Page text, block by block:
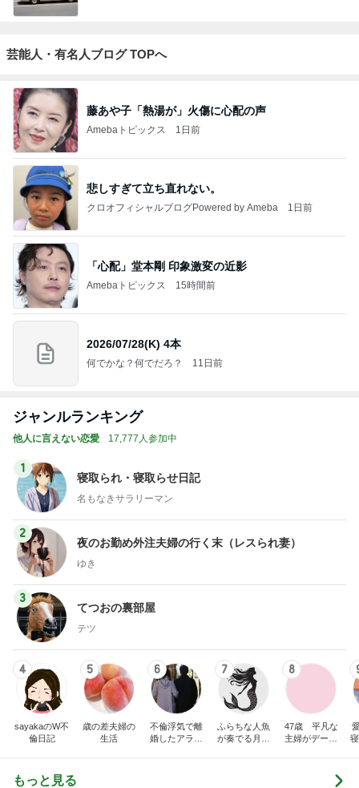
芸能人・有名人ブログ TOPへ
藤あや子「熱湯が」火傷に心配の声
Amebaトピックス 1日前
悲しすぎて立ち直れない。
クロオフィシャルブログPowered by Ameba 1日前
「心配」堂本剛 印象激変の近影
Amebaトピックス 15時間前
2026/07/28(K) 4本
何でかな？何でだろ？ 11日前
ジャンルランキング
他人に言えない恋愛 17,777人参加中
1
寝取られ・寝取らせ日記
名もなきサラリーマン
2
夜のお勤め外注夫婦の行く末（レスられ妻）
ゆき
3
てつおの裏部屋
テツ
4
sayakaのW不
倫日記
5
歳の差夫婦の
生活
6
不倫浮気で離
婚したアラフ
7
ふらちな人魚
が奏でる月夜
8
47歳 平凡な
主婦がデート
もっと見る